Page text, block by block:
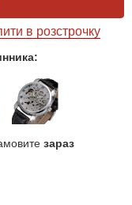
в розстрочку
зараз